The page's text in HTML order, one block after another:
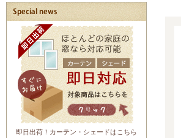
即日出荷！カーテン・シェードはこちら